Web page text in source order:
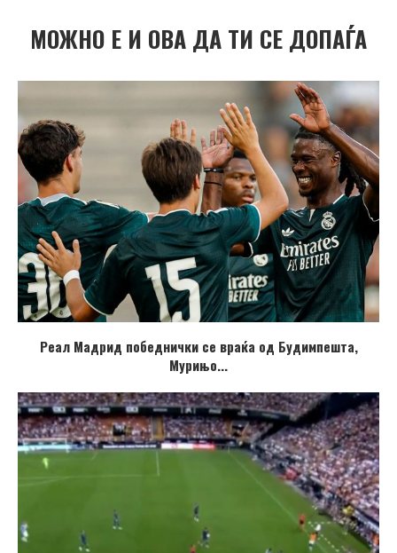
МОЖНО Е И ОВА ДА ТИ СЕ ДОПАЃА
Реал Мадрид победнички се враќа од Будимпешта,
Мурињо...